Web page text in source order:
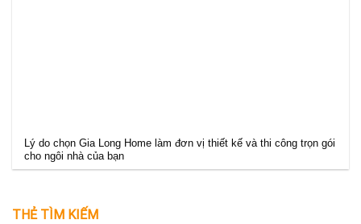
Lý do chọn Gia Long Home làm đơn vị thiết kế và thi công trọn gói
cho ngôi nhà của bạn
THẺ TÌM KIẾM